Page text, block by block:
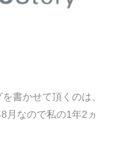
書かせて頂くのは、
月なので私の1年2ヵ